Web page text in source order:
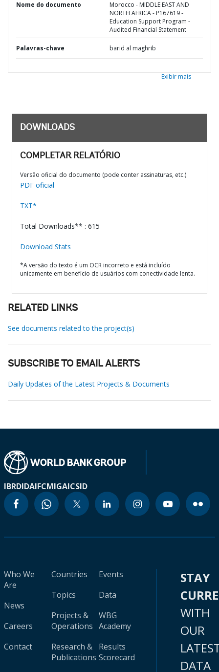
Nome do documento
Morocco - MIDDLE EAST AND
NORTH AFRICA - P167619 -
Education Support Program -
Audited Financial Statement
Palavras-chave barid al maghrib
Exibir mais
DOWNLOADS
COMPLETAR RELATÓRIO
Versão oficial do documento (pode conter assinaturas, etc.)
PDF oficial
TXT*
Total Downloads** : 615
Download Stats
*A versão do texto é um OCR incorreto e está incluído
unicamente em benefício de usuários com conectividade lenta.
RELATED LINKS
See documents related to the project(s)
SUBSCRIBE TO EMAIL ALERTS
Daily Updates of the Latest Projects & Documents
IBRDIDAIFCMIGAICSID
Who We
Are
News
Careers
Contact
Countries
Topics
Projects &
Operations
Research &
Publications
Events
Data
WBG
Academy
Results
Scorecard
STAY
WITH
OUR
DATA